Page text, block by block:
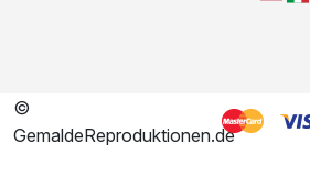
©
GemaldeReproduktionen.de